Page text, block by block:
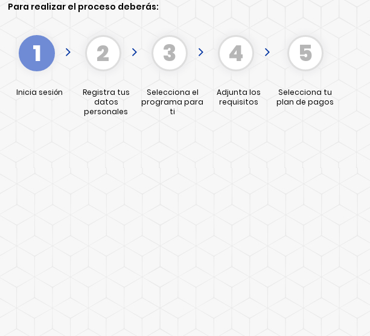
Para realizar el proceso deberás:
1
Inicia sesión
2
Registra tus
datos
personales
3
Selecciona el
programa para
ti
4
Adjunta los
requisitos
5
Selecciona tu
plan de pagos